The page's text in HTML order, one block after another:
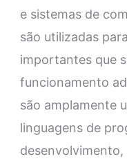
e sistemas de
são utilizadas
importantes que
funcionamento
são amplamente
linguagens de
desenvolvimento,